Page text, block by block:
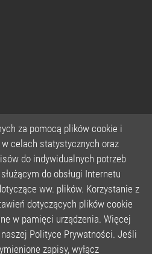
za pomocą plików cookie i
celach statystycznych oraz
do indywidualnych potrzeb
do obsługi Internetu
ww. plików. Korzystanie z
dotyczących plików cookie
w pamięci urządzenia. Więcej
Polityce Prywatności. Jeśli
zapisy, wyłącz